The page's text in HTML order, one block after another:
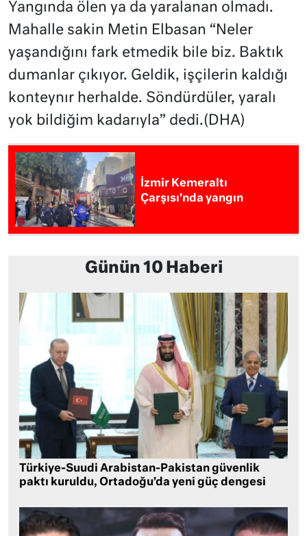
Yangında ölen ya da yaralanan olmadı.
Mahalle sakin Metin Elbasan “Neler
yaşandığını fark etmedik bile biz. Baktık
dumanlar çıkıyor. Geldik, işçilerin kaldığı
konteynır herhalde. Söndürdüler, yaralı
yok bildiğim kadarıyla” dedi.(DHA)
İzmir Kemeraltı
Çarşısı’nda yangın
Günün 10 Haberi
Türkiye-Suudi Arabistan-Pakistan güvenlik
paktı kuruldu, Ortadoğu’da yeni güç dengesi